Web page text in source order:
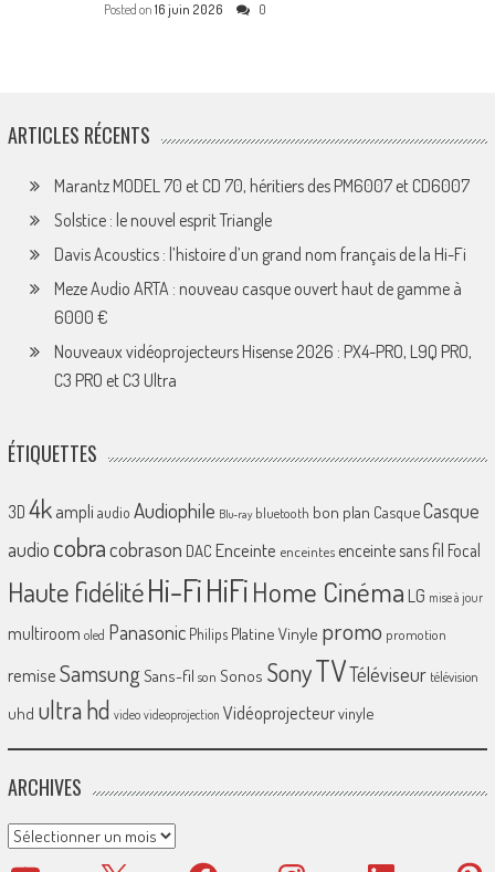
Posted on 16 juin 2026 0
ARTICLES RÉCENTS
Marantz MODEL 70 et CD 70, héritiers des PM6007 et CD6007
Solstice : le nouvel esprit Triangle
Davis Acoustics : l’histoire d’un grand nom français de la Hi-Fi
Meze Audio ARTA : nouveau casque ouvert haut de gamme à
6000 €
Nouveaux vidéoprojecteurs Hisense 2026 : PX4-PRO, L9Q PRO,
C3 PRO et C3 Ultra
ÉTIQUETTES
3D 4k ampliaudio Audiophile Blu-ray bluetooth bon plan CasqueCasque
audio cobracobrason DAC Enceinte enceintes enceinte sans fil Focal
Haute fidélitéHi-FiHiFiHome Cinéma LG mise à jour
multiroom oled Panasonic Philips Platine Vinyle promo promotion
remiseSamsungSans-fil son Sonos SonyTVTéléviseur télévision
uhd ultra hd video videoprojection Vidéoprojecteurvinyle
ARCHIVES
Archives